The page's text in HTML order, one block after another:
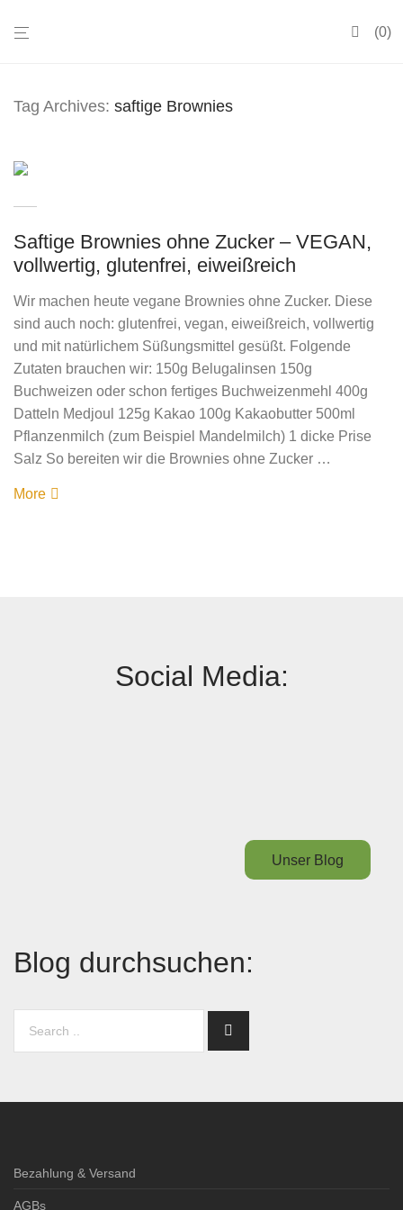
0
Tag Archives: saftige Brownies
Saftige Brownies ohne Zucker – VEGAN,
vollwertig, glutenfrei, eiweißreich
Wir machen heute vegane Brownies ohne Zucker. Diese
sind auch noch: glutenfrei, vegan, eiweißreich, vollwertig
und mit natürlichem Süßungsmittel gesüßt. Folgende
Zutaten brauchen wir: 150g Belugalinsen 150g
Buchweizen oder schon fertiges Buchweizenmehl 400g
Datteln Medjoul 125g Kakao 100g Kakaobutter 500ml
Pflanzenmilch (zum Beispiel Mandelmilch) 1 dicke Prise
Salz So bereiten wir die Brownies ohne Zucker …
More
Social Media:
Unser Blog
Blog durchsuchen:
Bezahlung & Versand
AGBs